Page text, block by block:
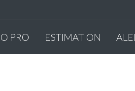
PRO ESTIMATION